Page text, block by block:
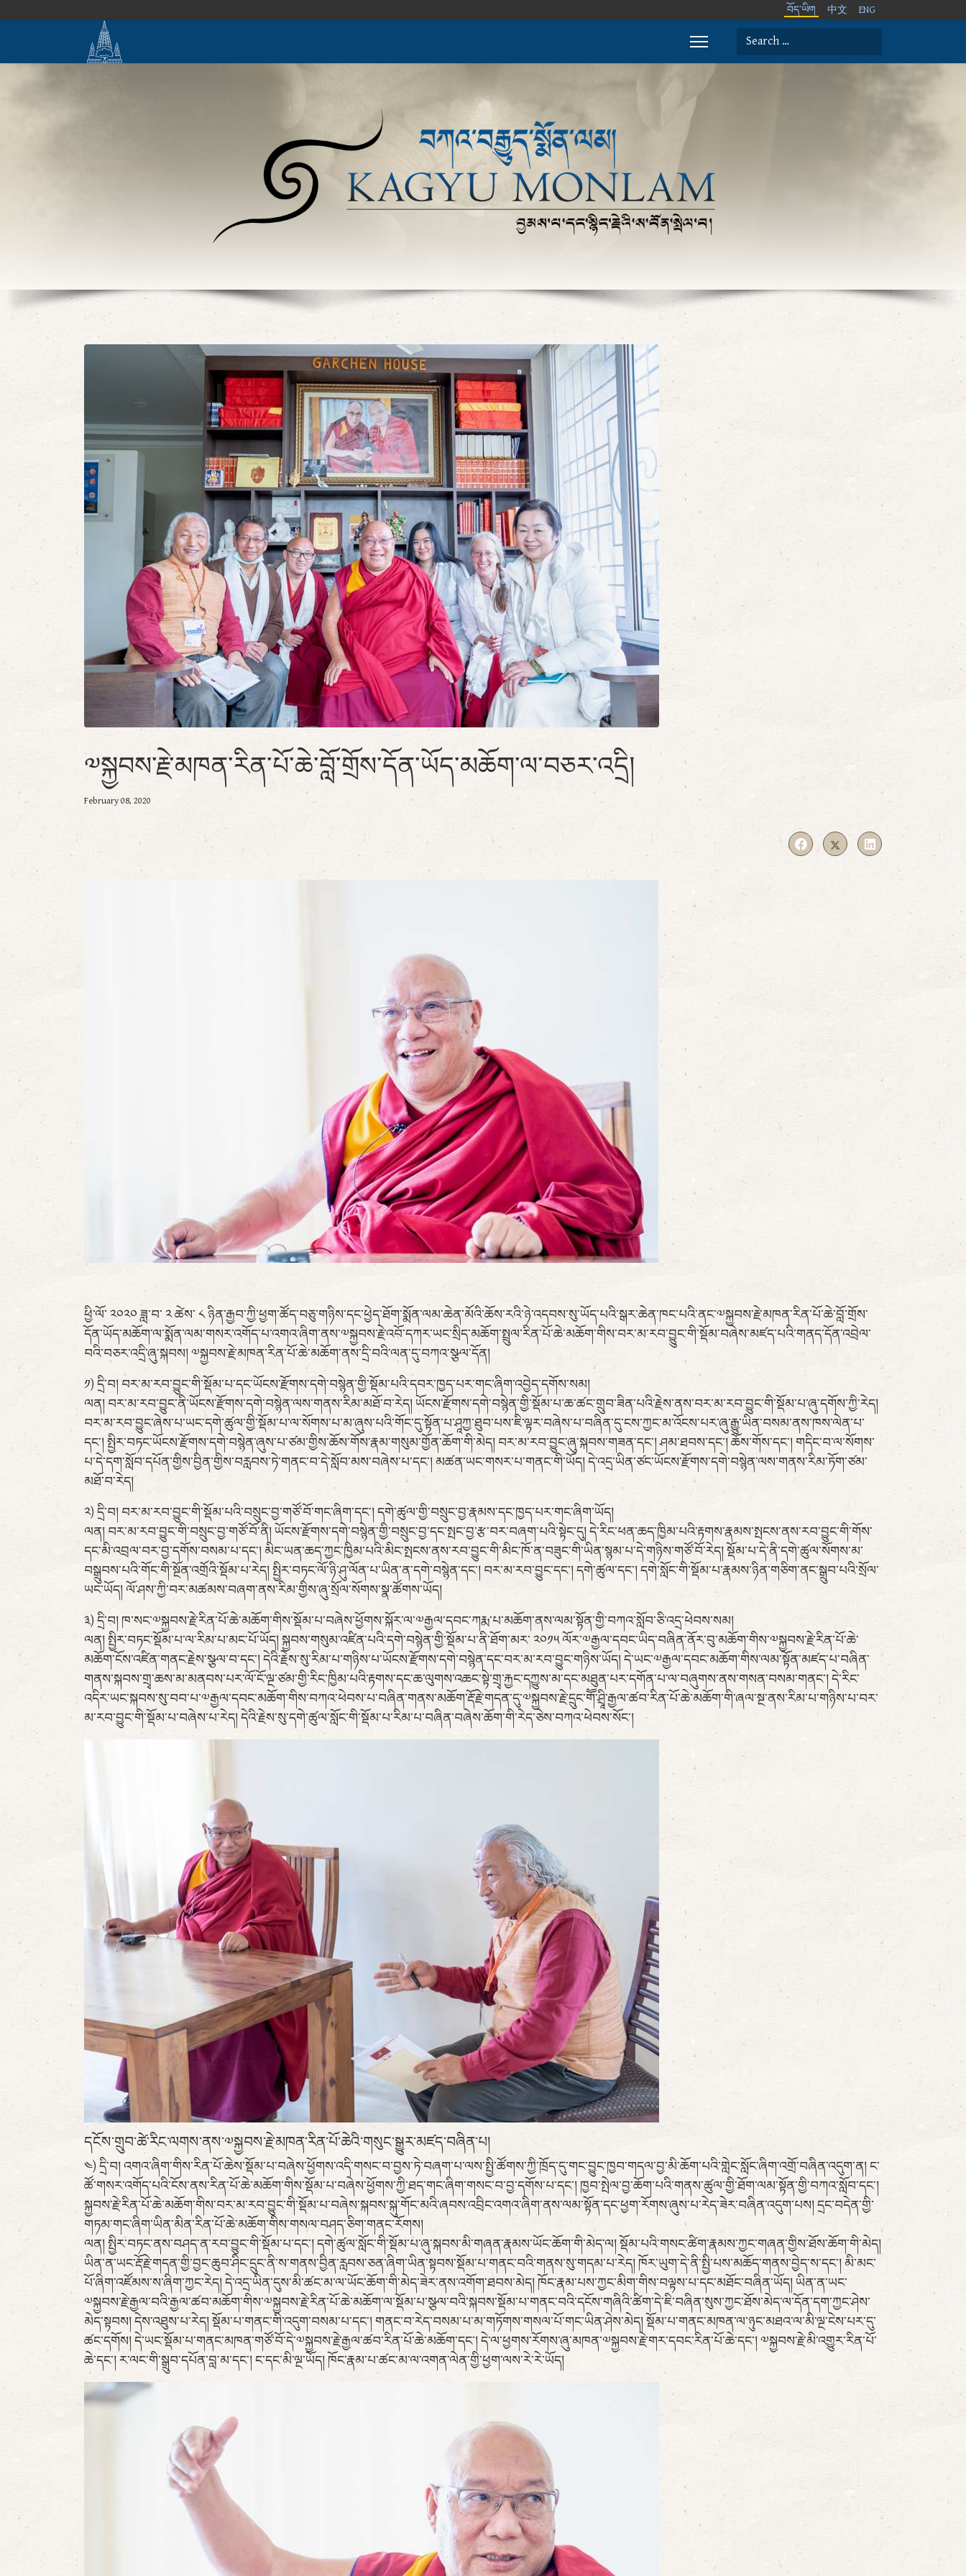
བོད་ཡིག 中文 ENG
Search
Type 2 or more characters for results.
༧སྐྱབས་རྗེ་མཁན་རིན་པོ་ཆེ་བློ་གྲོས་དོན་ཡོད་མཆོག་ལ་བཅར་འདྲི།
February 08, 2020
ཕྱི་ལོ་ ༢༠༢༠ ཟླ་བ་ ༢ ཚེས་ ༨ ཉིན་རྒྱབ་ཀྱི་ཕྱག་ཚོད་བཅུ་གཉིས་དང་ཕྱེད་ཐོག་སྨོན་ལམ་ཆེན་མོའི་ཆོས་རའི་ཉེ་འདབས་སུ་ཡོད་པའི་སྒར་ཆེན་ཁང་པའི་ནང་༧སྐྱབས་རྗེ་མཁན་རིན་པོ་ཆེ་བློ་གྲོས་
དོན་ཡོད་མཆོག་ལ་སྨོན་ལམ་གསར་འགོད་པ་འགའ་ཞིག་ནས་༧སྐྱབས་རྗེ་འབོ་དཀར་ཡང་སྲིད་མཆོག་སྤྲུལ་རིན་པོ་ཆེ་མཆོག་གིས་བར་མ་རབ་བྱུུང་གི་སྡོམ་བཞེས་མཛད་པའི་གནད་དོན་འབྲེལ་
བའི་བཅར་འདྲི་ཞུ་སྐབས། ༧སྐྱབས་རྗེ་མཁན་རིན་པོ་ཆེ་མཆོག་ནས་དྲི་བའི་ལན་དུ་བཀའ་སྩལ་དོན།
༡) དྲི་བ། བར་མ་རབ་བྱུང་གི་སྡོམ་པ་དང་ཡོངས་རྫོགས་དགེ་བསྙེན་གྱི་སྡོམ་པའི་དབར་ཁྱད་པར་གང་ཞིག་འབྱེད་དགོས་སམ།
ལན། བར་མ་རབ་བྱུང་ནི་ཡོངས་རྫོགས་དགེ་བསྙེན་ལས་གནས་རིམ་མཐོ་བ་རེད། ཡོངས་རྫོགས་དགེ་བསྙེན་གྱི་སྡོམ་པ་ཆ་ཚང་གྲུབ་ཟིན་པའི་རྗེས་ནས་བར་མ་རབ་བྱུང་གི་སྡོམ་པ་ཞུ་དགོས་ཀྱི་རེད།
བར་མ་རབ་བྱུང་ཞེས་པ་ཡང་དགེ་ཚུལ་གྱི་སྡོམ་པ་ལ་སོགས་པ་མ་ཞུས་པའི་གོང་དུ་སྟོན་པ་ཤཱཀྱ་ཐུབ་པས་ཇི་ལྟར་བཞེས་པ་བཞིན་དུ་ངས་ཀྱང་མ་འོངས་པར་ཞུ་རྒྱུ་ཡིན་བསམ་ནས་ཁས་ལེན་པ་
དང་། སྤྱིར་བཏང་ཡོངས་རྫོགས་དགེ་བསྙེན་ཞུས་པ་ཙམ་གྱིས་ཆོས་གོས་རྣམ་གསུམ་གྱོན་ཆོག་གི་མེད། བར་མ་རབ་བྱུང་ཞུ་སྐབས་གཟན་དང་། ཤམ་ཐབས་དང་། ཆོས་གོས་དང་། གདིང་བ་ལ་སོགས་
པ་དེ་དག་སློབ་དཔོན་གྱིས་བྱིན་གྱིས་བརླབས་ཏེ་གནང་བ་དེ་སློབ་མས་བཞེས་པ་དང་། མཚན་ཡང་གསར་པ་གནང་གི་ཡོད། དེ་འདྲ་ཡིན་ཙང་ཡོངས་རྫོགས་དགེ་བསྙེན་ལས་གནས་རིམ་ཏོག་ཙམ་
མཐོ་བ་རེད།
༢) དྲི་བ། བར་མ་རབ་བྱུང་གི་སྡོམ་པའི་བསྲུང་བྱ་གཙོ་བོ་གང་ཞིག་དང་། དགེ་ཚུལ་གྱི་བསྲུང་བྱ་རྣམས་དང་ཁྱད་པར་གང་ཞིག་ཡོད།
ལན། བར་མ་རབ་བྱུང་གི་བསྲུང་བྱ་གཙོ་བོ་ནི། ཡོངས་རྫོགས་དགེ་བསྙེན་གྱི་བསྲུང་བྱ་དང་སྤང་བྱ་རྩ་བར་བཞག་པའི་སྟེང་དུ། དེ་རིང་ཕན་ཆད་ཁྱིམ་པའི་རྟགས་རྣམས་སྤངས་ནས་རབ་བྱུང་གི་གོས་
དང་མི་འབྲལ་བར་བྱ་དགོས་བསམ་པ་དང་། མིང་ཡན་ཆད་ཀྱང་ཁྱིམ་པའི་མིང་སྤངས་ནས་རབ་བྱུང་གི་མིང་ཁོ་ན་བཟུང་གི་ཡིན་སྙམ་པ་དེ་གཉིས་གཙོ་བོ་རེད། སྡོམ་པ་དེ་ནི་དགེ་ཚུལ་སོགས་མ་
བསྒྲུབས་པའི་གོང་གི་སྔོན་འགྲོའི་སྡོམ་པ་རེད། སྤྱིར་བཏང་ལོ་ཉི་ཤུ་ལོན་པ་ཡིན་ན་དགེ་བསྙེན་དང་། བར་མ་རབ་བྱུང་དང་། དགེ་ཚུལ་དང་། དགེ་སློང་གི་སྡོམ་པ་རྣམས་ཉིན་གཅིག་ནང་སྒྲུབ་པའི་སྲོལ་
ཡང་ཡོད། ལོ་ཤས་ཀྱི་བར་མཚམས་བཞག་ནས་རིམ་གྱིས་ཞུ་སྲོལ་སོགས་སྣ་ཚོགས་ཡོད།
༣) དྲི་བ། ཁ་སང་༧སྐྱབས་རྗེ་རིན་པོ་ཆེ་མཆོག་གིས་སྡོམ་པ་བཞེས་ཕྱོགས་སྐོར་ལ་༧རྒྱལ་དབང་ཀརྨ་པ་མཆོག་ནས་ལམ་སྟོན་གྱི་བཀའ་སློབ་ཅི་འདྲ་ཕེབས་སམ།
ལན། སྤྱིར་བཏང་སྡོམ་པ་ལ་རིམ་པ་མང་པོ་ཡོད། སྐྱབས་གསུམ་འཛིན་པའི་དགེ་བསྙེན་གྱི་སྡོམ་པ་ནི་ཐོག་མར་ ༢༠༡༥ ལོར་༧རྒྱལ་དབང་ཡིད་བཞིན་ནོར་བུ་མཆོག་གིས་༧སྐྱབས་རྗེ་རིན་པོ་ཆེ་
མཆོག་ངོས་འཛིན་གནང་རྗེས་སྩལ་བ་དང་། དེའི་རྗེས་སུ་རིམ་པ་གཉིས་པ་ཡོངས་རྫོགས་དགེ་བསྙེན་དང་བར་མ་རབ་བྱུང་གཉིས་ཡོད། དེ་ཡང་༧རྒྱལ་དབང་མཆོག་གིས་ལམ་སྟོན་མཛད་པ་བཞིན་
གནས་སྐབས་གྲྭ་ཆས་མ་མནབས་པར་ལོ་ངོ་ལྔ་ཙམ་གྱི་རིང་ཁྱིམ་པའི་རྟགས་དང་ཆ་ལུགས་འཆང་སྟེ་གྲྭ་རྐྱང་དཀྱུས་མ་དང་མཐུན་པར་དགོན་པ་ལ་བཞུགས་ནས་གསན་བསམ་གནང་། དེ་རིང་
འདིར་ཡང་སྐབས་སུ་བབ་པ་༧རྒྱལ་དབང་མཆོག་གིས་བཀའ་ཕེབས་པ་བཞིན་གནས་མཆོག་རྡོ་རྗེ་གདན་དུ་༧སྐྱབས་རྗེ་དྲུང་གཽ་ཤྲཱི་རྒྱལ་ཚབ་རིན་པོ་ཆེ་མཆོག་གི་ཞལ་སྔ་ནས་རིམ་པ་གཉིས་པ་བར་
མ་རབ་བྱུང་གི་སྡོམ་པ་བཞེས་པ་རེད། དེའི་རྗེས་སུ་དགེ་ཚུལ་སློང་གི་སྡོམ་པ་རིམ་པ་བཞིན་བཞེས་ཆོག་གི་རེད་ཅེས་བཀའ་ཕེབས་སོང་།
དངོས་གྲུབ་ཚེ་རིང་ལགས་ནས་༧སྐྱབས་རྗེ་མཁན་རིན་པོ་ཆེའི་གསུང་སྒྱུར་མཛད་བཞིན་པ།
༤) དྲི་བ། འགའ་ཞིག་གིས་རིན་པོ་ཆེས་སྡོམ་པ་བཞེས་ཕྱོགས་འདི་གསང་བ་བྱས་ཏེ་བཞག་པ་ལས་སྤྱི་ཚོགས་ཀྱི་ཁྲོད་དུ་གང་བྱུང་ཁྱབ་གདལ་བྱ་མི་ཆོག་པའི་གླེང་སློང་ཞིག་འགྲོ་བཞིན་འདུག་ན། ང་
ཚོ་གསར་འགོད་པའི་ངོས་ནས་རིན་པོ་ཆེ་མཆོག་གིས་སྡོམ་པ་བཞེས་ཕྱོགས་ཀྱི་ཐད་གང་ཞིག་གསང་བ་བྱ་དགོས་པ་དང་། ཁྱབ་སྤེལ་བྱ་ཆོག་པའི་གནས་ཚུལ་གྱི་ཐོག་ལམ་སྟོན་གྱི་བཀའ་སློབ་དང་།
སྐྱབས་རྗེ་རིན་པོ་ཆེ་མཆོག་གིས་བར་མ་རབ་བྱུང་གི་སྡོམ་པ་བཞེས་སྐབས་སྐུ་གོང་མའི་ཞབས་འབྲིང་འགའ་ཞིག་ནས་ལམ་སྟོན་དང་ཕྱག་རོགས་ཞུས་པ་རེད་ཟེར་བཞིན་འདུག་པས། དྲང་བདེན་གྱི་
གཏམ་གང་ཞིག་ཡིན་མིན་རིན་པོ་ཆེ་མཆོག་གིས་གསལ་བཤད་ཅིག་གནང་རོགས།
ལན། སྤྱིར་བཏང་ནས་བཤད་ན་རབ་བྱུང་གི་སྡོམ་པ་དང་། དགེ་ཚུལ་སློང་གི་སྡོམ་པ་ཞུ་སྐབས་མི་གཞན་རྣམས་ཡོང་ཆོག་གི་མེད་ལ། སྡོམ་པའི་གསང་ཚིག་རྣམས་ཀྱང་གཞན་གྱིས་ཐོས་ཆོག་གི་མེད།
ཡིན་ན་ཡང་རྡོ་རྗེ་གདན་གྱི་བྱང་ཆུབ་ཤིང་དྲུང་ནི་ས་གནས་བྱིན་རླབས་ཅན་ཞིག་ཡིན་སྟབས་སྡོམ་པ་གནང་བའི་གནས་སུ་གདམ་པ་རེད། ཁོར་ཡུག་དེ་ནི་སྤྱི་པས་མཆོད་གནས་བྱེད་ས་དང་། མི་མང་
པོ་ཞིག་འཛོམས་ས་ཞིག་ཀྱང་རེད། དེ་འདྲ་ཡིན་དུས་མི་ཚང་མ་ལ་ཡོང་ཆོག་གི་མེད་ཟེར་ནས་འགོག་ཐབས་མེད། ཁོང་རྣམ་པས་ཀྱང་མིག་གིས་བལྟས་པ་དང་མཐོང་བཞིན་ཡོད། ཡིན་ན་ཡང་
༧སྐྱབས་རྗེ་རྒྱལ་བའི་རྒྱལ་ཚབ་མཆོག་གིས་༧སྐྱབས་རྗེ་རིན་པོ་ཆེ་མཆོག་ལ་སྡོམ་པ་སྩལ་བའི་སྐབས་སྡོམ་པ་གནང་བའི་དངོས་གཞིའི་ཚིག་དེ་ཇི་བཞིན་སུས་ཀྱང་ཐོས་མེད་ལ་དོན་དག་ཀྱང་ཤེས་
མེད་སྟབས། དེས་འཐུས་པ་རེད། སྡོམ་པ་གནང་གི་འདུག་བསམ་པ་དང་། གནང་བ་རེད་བསམ་པ་མ་གཏོགས་གསལ་པོ་གང་ཡིན་ཤེས་མེད། སྡོམ་པ་གནང་མཁན་ལ་ཉུང་མཐའ་ལ་མི་ལྔ་ངེས་པར་དུ་
ཚང་དགོས། དེ་ཡང་སྡོམ་པ་གནང་མཁན་གཙོ་བོ་དེ་༧སྐྱབས་རྗེ་རྒྱལ་ཚབ་རིན་པོ་ཆེ་མཆོག་དང་། དེ་ལ་ཕྱགས་རོགས་ཞུ་མཁན་༧སྐྱབས་རྗེ་གར་དབང་རིན་པོ་ཆེ་དང་། ༧སྐྱབས་རྗེ་མི་འགྱུར་རིན་པོ་
ཆེ་དང་། ར་ལང་གི་སྒྲུབ་དཔོན་བླ་མ་དང་། ང་དང་མི་ལྔ་ཡོད། ཁོང་རྣམ་པ་ཚང་མ་ལ་འགན་ལེན་གྱི་ཕྱག་ལས་རེ་རེ་ཡོད།